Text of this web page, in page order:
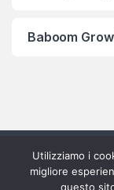
Baboom
Utilizziamo i
migliore
questo